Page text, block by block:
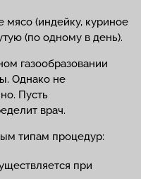
(индейку, куриное
(по одному в день).
газообразовании
Однако не
Пусть
врач.
типам процедур:
при